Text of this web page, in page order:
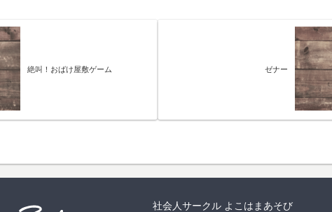
絶叫！おばけ屋敷ゲーム ゼナー
社会人サークル よこはまあそび